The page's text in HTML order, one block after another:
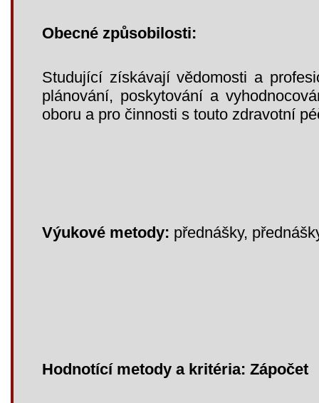
Obecné způsobilosti:
Studující získávají vědomosti a
plánování, poskytování a
oboru a pro činnosti s touto zdravotní
Výukové metody: přednášky,
Hodnotící metody a kritéria: Zápočet